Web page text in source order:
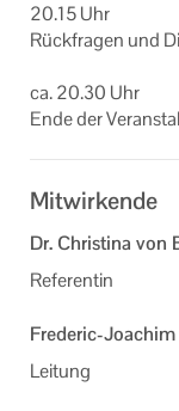
20.15 Uhr
Rück­fra­gen und
ca. 20.30 Uhr
Ende der
Mitwirkende
Dr. Christina von
Referentin
Frederic-
Leitung